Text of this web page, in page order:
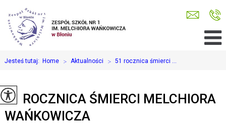
Jesteś tutaj: Home > Aktualności > 51 rocznica śmierci ...
51 ROCZNICA ŚMIERCI MELCHIORA
WAŃKOWICZA